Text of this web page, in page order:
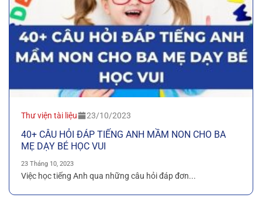
Thư viện tài liệu 23/10/2023
40+ CÂU HỎI ĐÁP TIẾNG ANH MẦM NON CHO BA
MẸ DẠY BÉ HỌC VUI
23 Tháng 10, 2023
Việc học tiếng Anh qua những câu hỏi đáp đơn...